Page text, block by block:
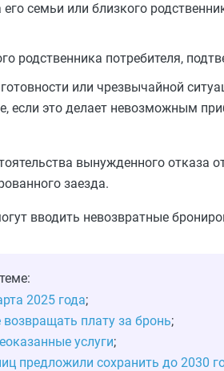
семьи или близкого
родственника потребителя,
или чрезвычайной
если это делает невозможным
вынужденного отказа
заезда.
вводить невозвратные
2025 года;
плату за бронь;
услуги;
предложили сохранить до 2030